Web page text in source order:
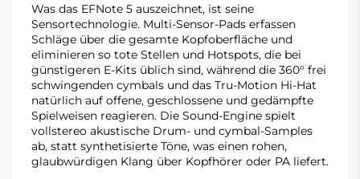
Was das EFNote 5 auszeichnet, ist seine
Sensortechnologie. Multi-Sensor-Pads erfassen
Schläge über die gesamte Kopfoberfläche und
eliminieren so tote Stellen und Hotspots, die bei
günstigeren E-Kits üblich sind, während die 360° frei
schwingenden cymbals und das Tru-Motion Hi-Hat
natürlich auf offene, geschlossene und gedämpfte
Spielweisen reagieren. Die Sound-Engine spielt
vollstereo akustische Drum- und cymbal-Samples
ab, statt synthetisierte Töne, was einen rohen,
glaubwürdigen Klang über Kopfhörer oder PA liefert.